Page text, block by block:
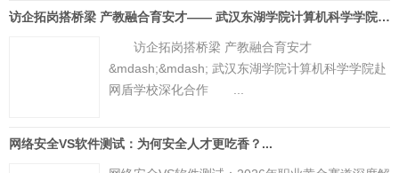
访企拓岗搭桥梁 产教融合育安才—— 武汉东湖学院计算机科学学院赴网盾学校深化合作...
访企拓岗搭桥梁 产教融合育安才
&mdash;&mdash; 武汉东湖学院计算机科学学院赴
网盾学校深化合作 ...
网络安全VS软件测试：为何安全人才更吃香？...